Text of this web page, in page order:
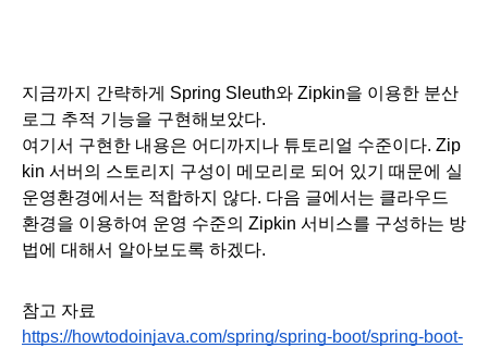
지금까지 간략하게 Spring Sleuth와 Zipkin을 이용한 분산
로그 추적 기능을 구현해보았다.
여기서 구현한 내용은 어디까지나 튜토리얼 수준이다. Zip
kin 서버의 스토리지 구성이 메모리로 되어 있기 때문에 실
운영환경에서는 적합하지 않다. 다음 글에서는 클라우드
환경을 이용하여 운영 수준의 Zipkin 서비스를 구성하는 방
법에 대해서 알아보도록 하겠다.
참고 자료
https://howtodoinjava.com/spring/spring-boot/spring-boot-